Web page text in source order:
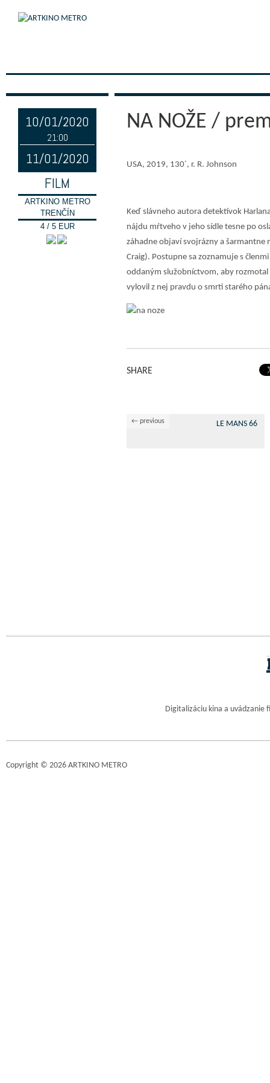
10/01/2020
21:00
11/01/2020
FILM
ARTKINO METRO
TRENČÍN
4 / 5 EUR
NA NOŽE /
USA, 2019, 130´, r. R. Johnson
Keď slávneho autora detektívok
nájdu mŕtveho v jeho sídle tesne po
záhadne objaví svojrázny a
Craig). Postupne sa zoznamuje s
oddaným služobníctvom, aby
vylovil z nej pravdu o smrti starého
SHARE
← previous LE MANS 66
Digitalizáciu kina a uvádzanie
Copyright © 2026 ARTKINO METRO